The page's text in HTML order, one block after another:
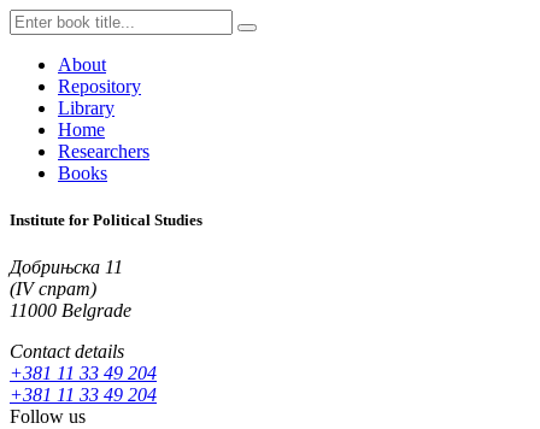
About
Repository
Library
Home
Researchers
Books
Institute for Political Studies
Добрињска 11
(IV спрат)
11000 Belgrade
Contact details
+381 11 33 49 204
+381 11 33 49 204
Follow us